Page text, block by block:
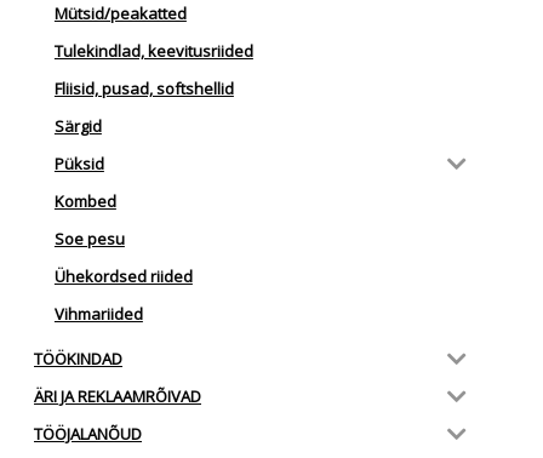
Mütsid/peakatted
Tulekindlad, keevitusriided
Fliisid, pusad, softshellid
Särgid
Püksid
Kombed
Soe pesu
Ühekordsed riided
Vihmariided
TÖÖKINDAD
ÄRI JA REKLAAMRÕIVAD
TÖÖJALANÕUD